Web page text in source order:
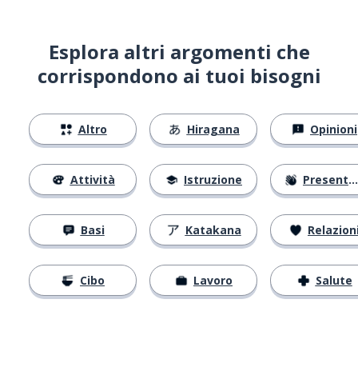
Esplora altri argomenti che
corrispondono ai tuoi bisogni
Altro
Attività
Basi
Cibo
Hiragana
Istruzione
Katakana
Lavoro
Opinioni
Presentarsi
Salute